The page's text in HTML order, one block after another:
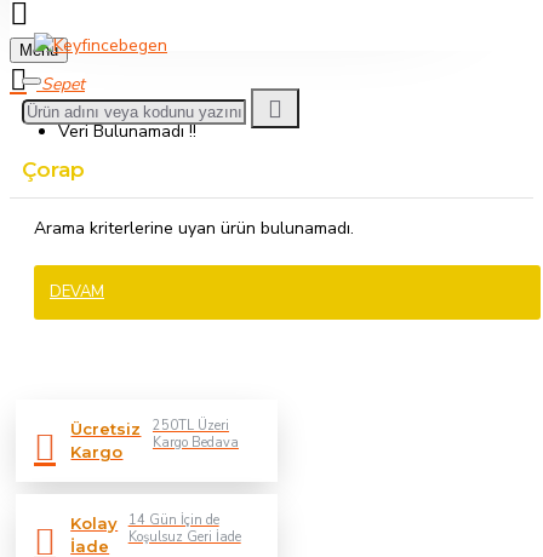
Menu
Veri Bulunamadı !!
Çorap
Arama kriterlerine uyan ürün bulunamadı.
DEVAM
Ücretsiz
Kargo
250TL Üzeri
Kargo Bedava
Kolay
İade
14 Gün İçin de
Koşulsuz Geri İade